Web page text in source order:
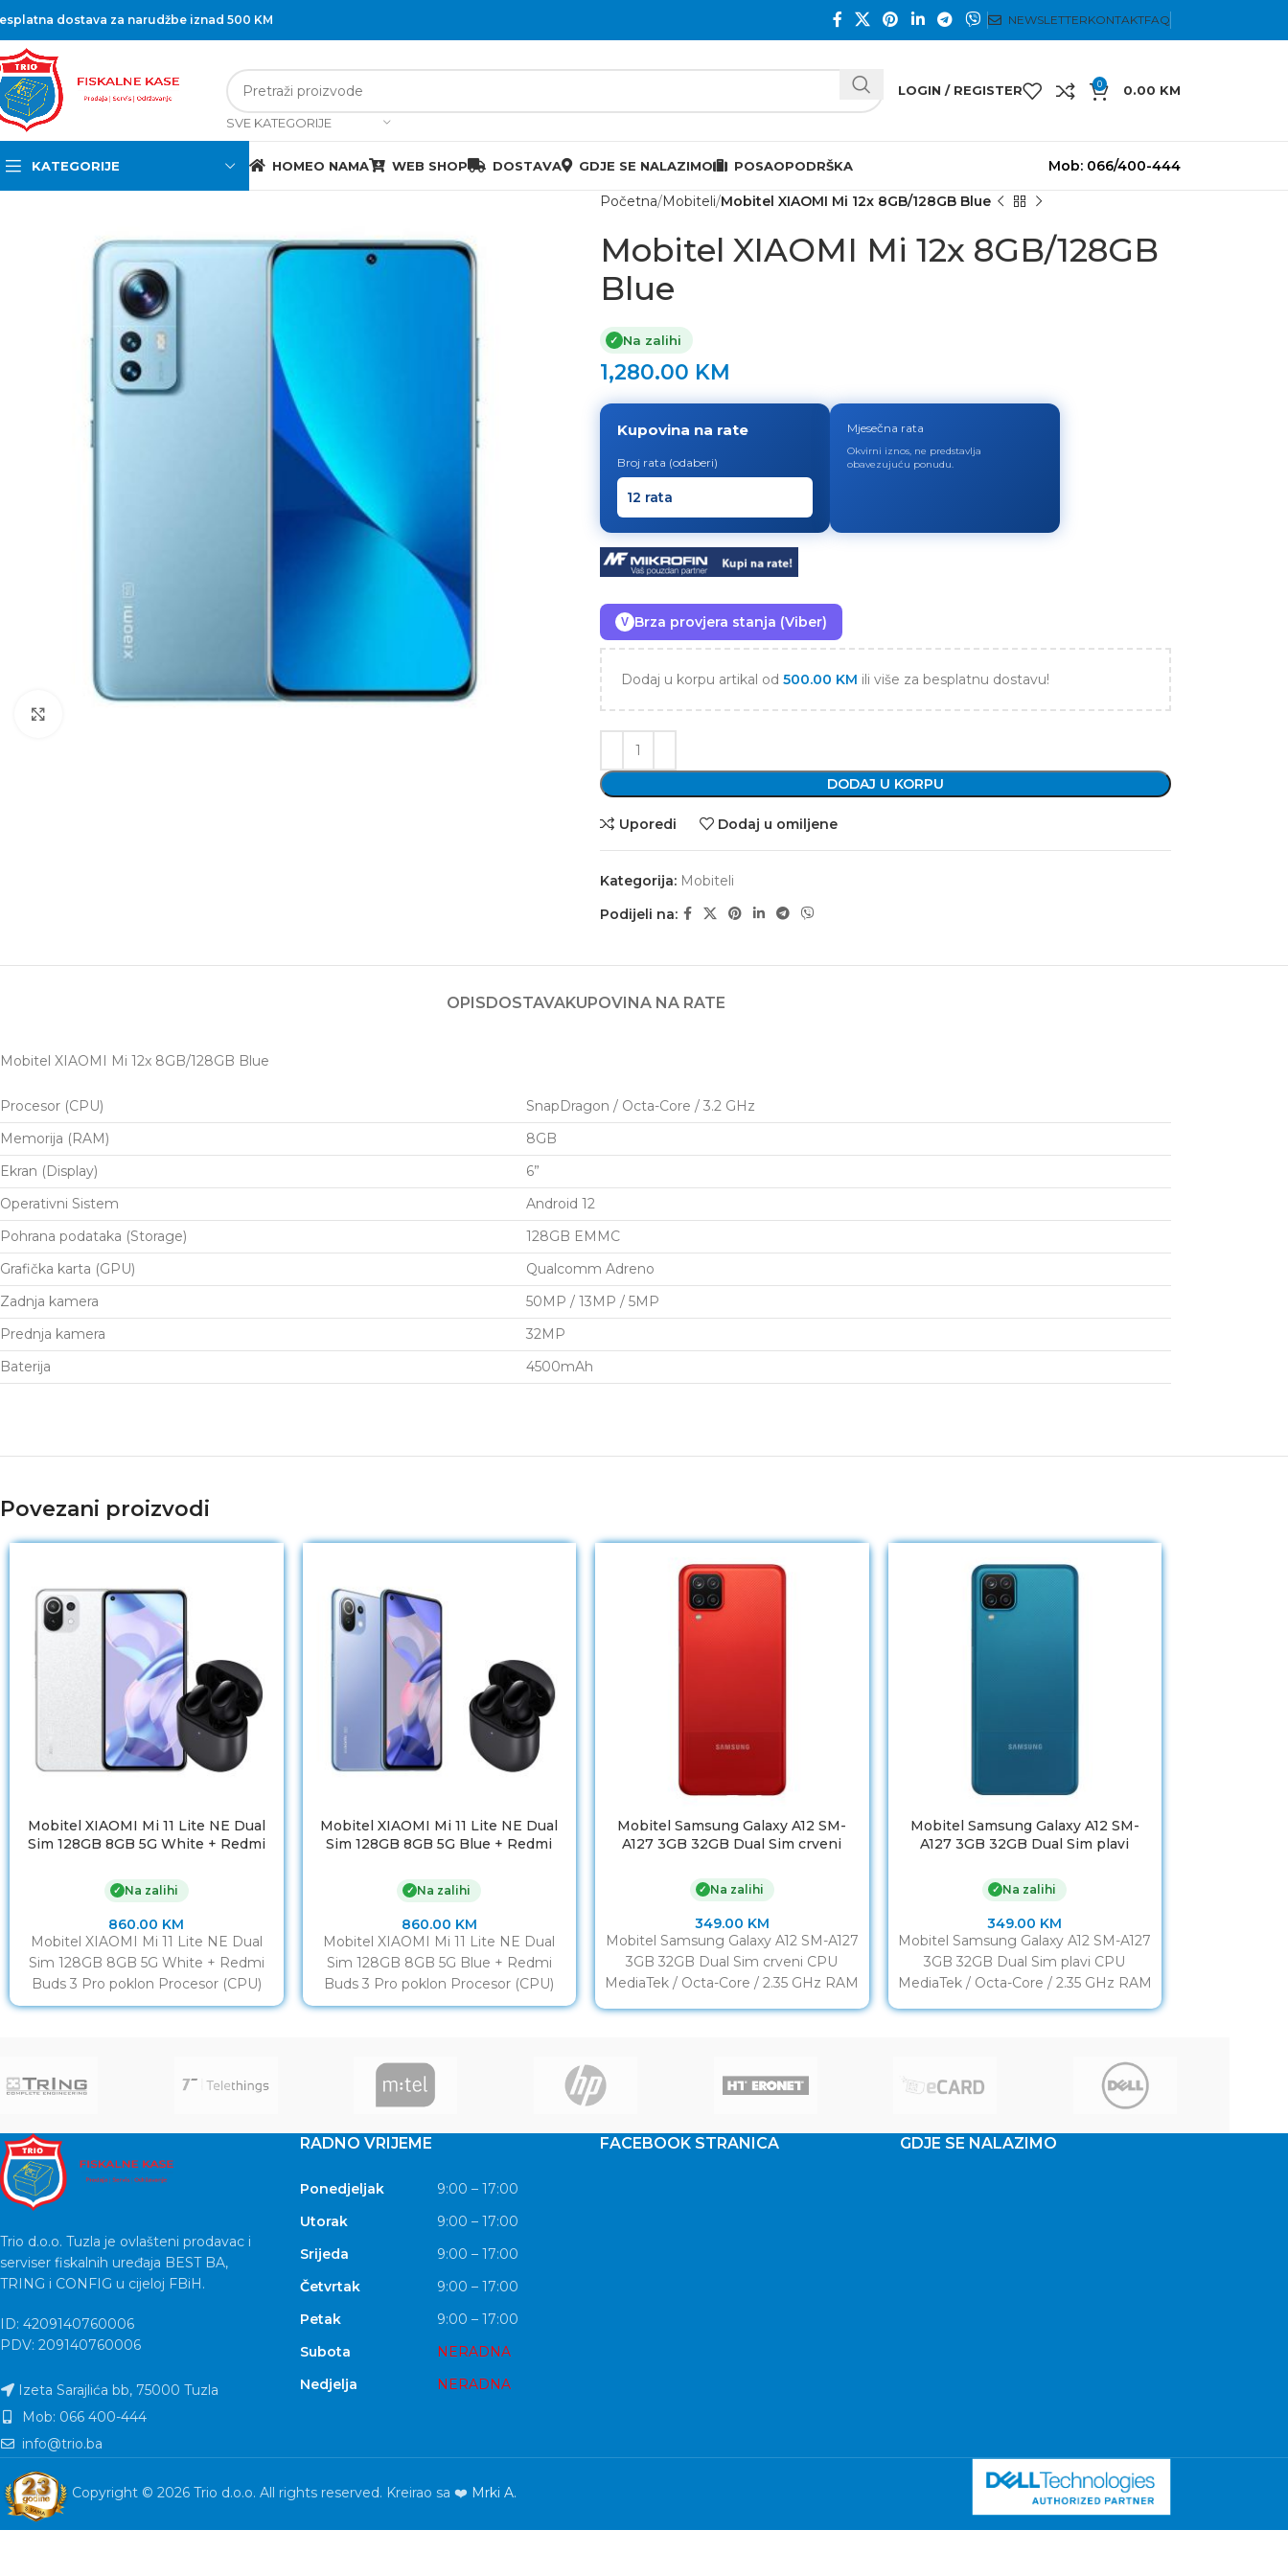
dostava za narudžbe iznad 500 KM NEWSLETTERKONTAKTFAQ
SVE KATEGORIJE
LOGIN / REGISTER 0 0.00 KM
KATEGORIJE HOMEO NAMA WEB SHOP DOSTAVA GDJE SE NALAZIMO POSAOPODRŠKA Mob: 066/400-444
Početna Mobiteli Mobitel XIAOMI Mi 12x 8GB/128GB Blue
Mobitel XIAOMI Mi 12x 8GB/128GB
Blue
✓ Na zalihi
1,280.00 KM
Kupovina na rate
Broj rata (odaberi)
Mjesečna rata
Okvirni iznos, ne predstavlja
obavezujuću ponudu.
V Brza provjera stanja (Viber)
Dodaj u korpu artikal od 500.00 KM ili više za besplatnu dostavu!
DODAJ U KORPU
Uporedi Dodaj u omiljene
Kategorija: Mobiteli
Podijeli na:
OPISDOSTAVAKUPOVINA NA RATE
Mobitel XIAOMI Mi 12x 8GB/128GB Blue
Procesor (CPU)
SnapDragon / Octa-Core / 3.2 GHz
Memorija (RAM)
8GB
Ekran (Display)
6”
Operativni Sistem
Android 12
Pohrana podataka (Storage)
128GB EMMC
Grafička karta (GPU)
Qualcomm Adreno
Zadnja kamera
50MP / 13MP / 5MP
Prednja kamera
32MP
Baterija
4500mAh
Povezani proizvodi
Mobitel XIAOMI Mi 11 Lite NE Dual
Sim 128GB 8GB 5G White + Redmi
✓ Na zalihi
860.00 KM
Mobitel XIAOMI Mi 11 Lite NE Dual
Sim 128GB 8GB 5G White + Redmi
Buds 3 Pro poklon Procesor (CPU)
Mobitel XIAOMI Mi 11 Lite NE Dual
Sim 128GB 8GB 5G Blue + Redmi
✓ Na zalihi
860.00 KM
Mobitel XIAOMI Mi 11 Lite NE Dual
Sim 128GB 8GB 5G Blue + Redmi
Buds 3 Pro poklon Procesor (CPU)
Mobitel Samsung Galaxy A12 SM-
A127 3GB 32GB Dual Sim crveni
✓ Na zalihi
349.00 KM
Mobitel Samsung Galaxy A12 SM-A127
3GB 32GB Dual Sim crveni CPU
MediaTek / Octa-Core / 2.35 GHz RAM
Mobitel Samsung Galaxy A12 SM-
A127 3GB 32GB Dual Sim plavi
✓ Na zalihi
349.00 KM
Mobitel Samsung Galaxy A12 SM-A127
3GB 32GB Dual Sim plavi CPU
MediaTek / Octa-Core / 2.35 GHz RAM
Trio d.o.o. Tuzla je ovlašteni prodavac i
serviser fiskalnih uređaja BEST BA,
TRING i CONFIG u cijeloj FBiH.
ID: 4209140760006
PDV: 209140760006
Izeta Sarajlića bb, 75000 Tuzla
Mob: 066 400-444
info@trio.ba
RADNO VRIJEME
Ponedjeljak
9:00 – 17:00
Utorak
9:00 – 17:00
Srijeda
9:00 – 17:00
Četvrtak
9:00 – 17:00
Petak
9:00 – 17:00
Subota
NERADNA
Nedjelja
NERADNA
FACEBOOK STRANICA GDJE SE NALAZIMO
Copyright © 2026 Trio d.o.o. All rights reserved. Kreirao sa ❤️ Mrki A.